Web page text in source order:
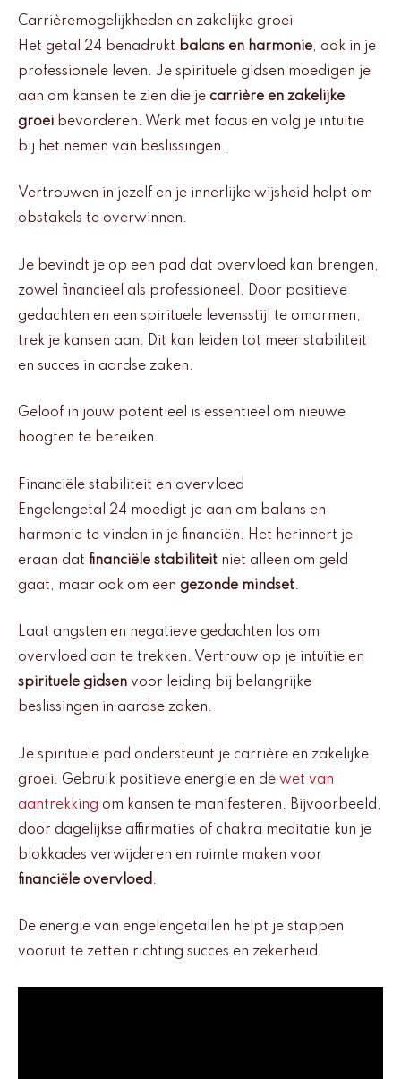
Carrièremogelijkheden en zakelijke groei
Het getal 24 benadrukt balans en harmonie, ook in je
professionele leven. Je spirituele gidsen moedigen je
aan om kansen te zien die je carrière en zakelijke
groei bevorderen. Werk met focus en volg je intuïtie
bij het nemen van beslissingen.
Vertrouwen in jezelf en je innerlijke wijsheid helpt om
obstakels te overwinnen.
Je bevindt je op een pad dat overvloed kan brengen,
zowel financieel als professioneel. Door positieve
gedachten en een spirituele levensstijl te omarmen,
trek je kansen aan. Dit kan leiden tot meer stabiliteit
en succes in aardse zaken.
Geloof in jouw potentieel is essentieel om nieuwe
hoogten te bereiken.
Financiële stabiliteit en overvloed
Engelengetal 24 moedigt je aan om balans en
harmonie te vinden in je financiën. Het herinnert je
eraan dat financiële stabiliteit niet alleen om geld
gaat, maar ook om een gezonde mindset.
Laat angsten en negatieve gedachten los om
overvloed aan te trekken. Vertrouw op je intuïtie en
spirituele gidsen voor leiding bij belangrijke
beslissingen in aardse zaken.
Je spirituele pad ondersteunt je carrière en zakelijke
groei. Gebruik positieve energie en de wet van
aantrekking om kansen te manifesteren. Bijvoorbeeld,
door dagelijkse affirmaties of chakra meditatie kun je
blokkades verwijderen en ruimte maken voor
financiële overvloed .
De energie van engelengetallen helpt je stappen
vooruit te zetten richting succes en zekerheid.